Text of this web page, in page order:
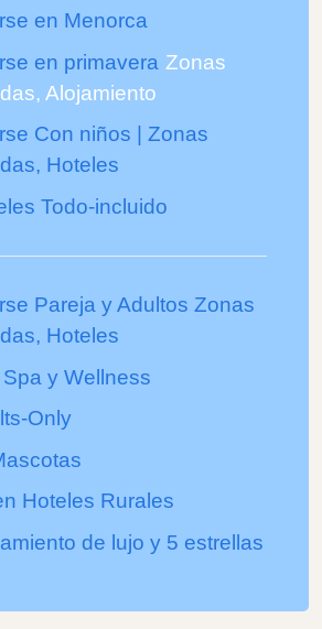
en Menorca
en primavera Zonas
Alojamiento
Con niños | Zonas
Hoteles
Todo-incluido
Pareja y Adultos Zonas
Hoteles
y Wellness
Only
Hoteles Rurales
de lujo y 5 estrellas